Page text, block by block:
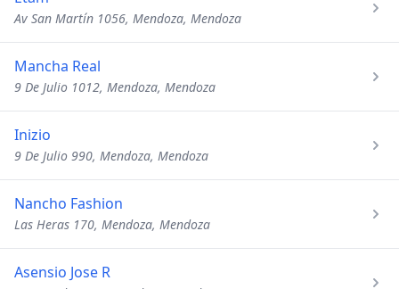
Av San Martín 1056, Mendoza, Mendoza
Mancha Real
9 De Julio 1012, Mendoza, Mendoza
Inizio
9 De Julio 990, Mendoza, Mendoza
Nancho Fashion
Las Heras 170, Mendoza, Mendoza
Asensio Jose R